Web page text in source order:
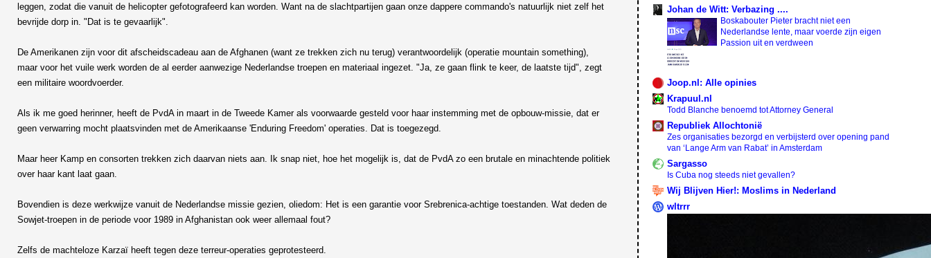
leggen, zodat die vanuit de helicopter gefotografeerd kan worden. Want na de slachtpartijen gaan onze dappere commando's natuurlijk niet zelf het
bevrijde dorp in. "Dat is te gevaarlijk".
De Amerikanen zijn voor dit afscheidscadeau aan de Afghanen (want ze trekken zich nu terug) verantwoordelijk (operatie mountain something),
maar voor het vuile werk worden de al eerder aanwezige Nederlandse troepen en materiaal ingezet. "Ja, ze gaan flink te keer, de laatste tijd", zegt
een militaire woordvoerder.
Als ik me goed herinner, heeft de PvdA in maart in de Tweede Kamer als voorwaarde gesteld voor haar instemming met de opbouw-missie, dat er
geen verwarring mocht plaatsvinden met de Amerikaanse 'Enduring Freedom' operaties. Dat is toegezegd.
Maar heer Kamp en consorten trekken zich daarvan niets aan. Ik snap niet, hoe het mogelijk is, dat de PvdA zo een brutale en minachtende politiek
over haar kant laat gaan.
Bovendien is deze werkwijze vanuit de Nederlandse missie gezien, oliedom: Het is een garantie voor Srebrenica-achtige toestanden. Wat deden de
Sowjet-troepen in de periode voor 1989 in Afghanistan ook weer allemaal fout?
Zelfs de machteloze Karzaï heeft tegen deze terreur-operaties geprotesteerd.
Johan de Witt: Verbazing ....
Boskabouter Pieter bracht niet een
Nederlandse lente, maar voerde zijn eigen
Passion uit en verdween
Joop.nl: Alle opinies
Krapuul.nl
Todd Blanche benoemd tot Attorney General
Republiek Allochtonië
Zes organisaties bezorgd en verbijsterd over opening pand
van ‘Lange Arm van Rabat’ in Amsterdam
Sargasso
Is Cuba nog steeds niet gevallen?
Wij Blijven Hier!: Moslims in Nederland
wltrrr